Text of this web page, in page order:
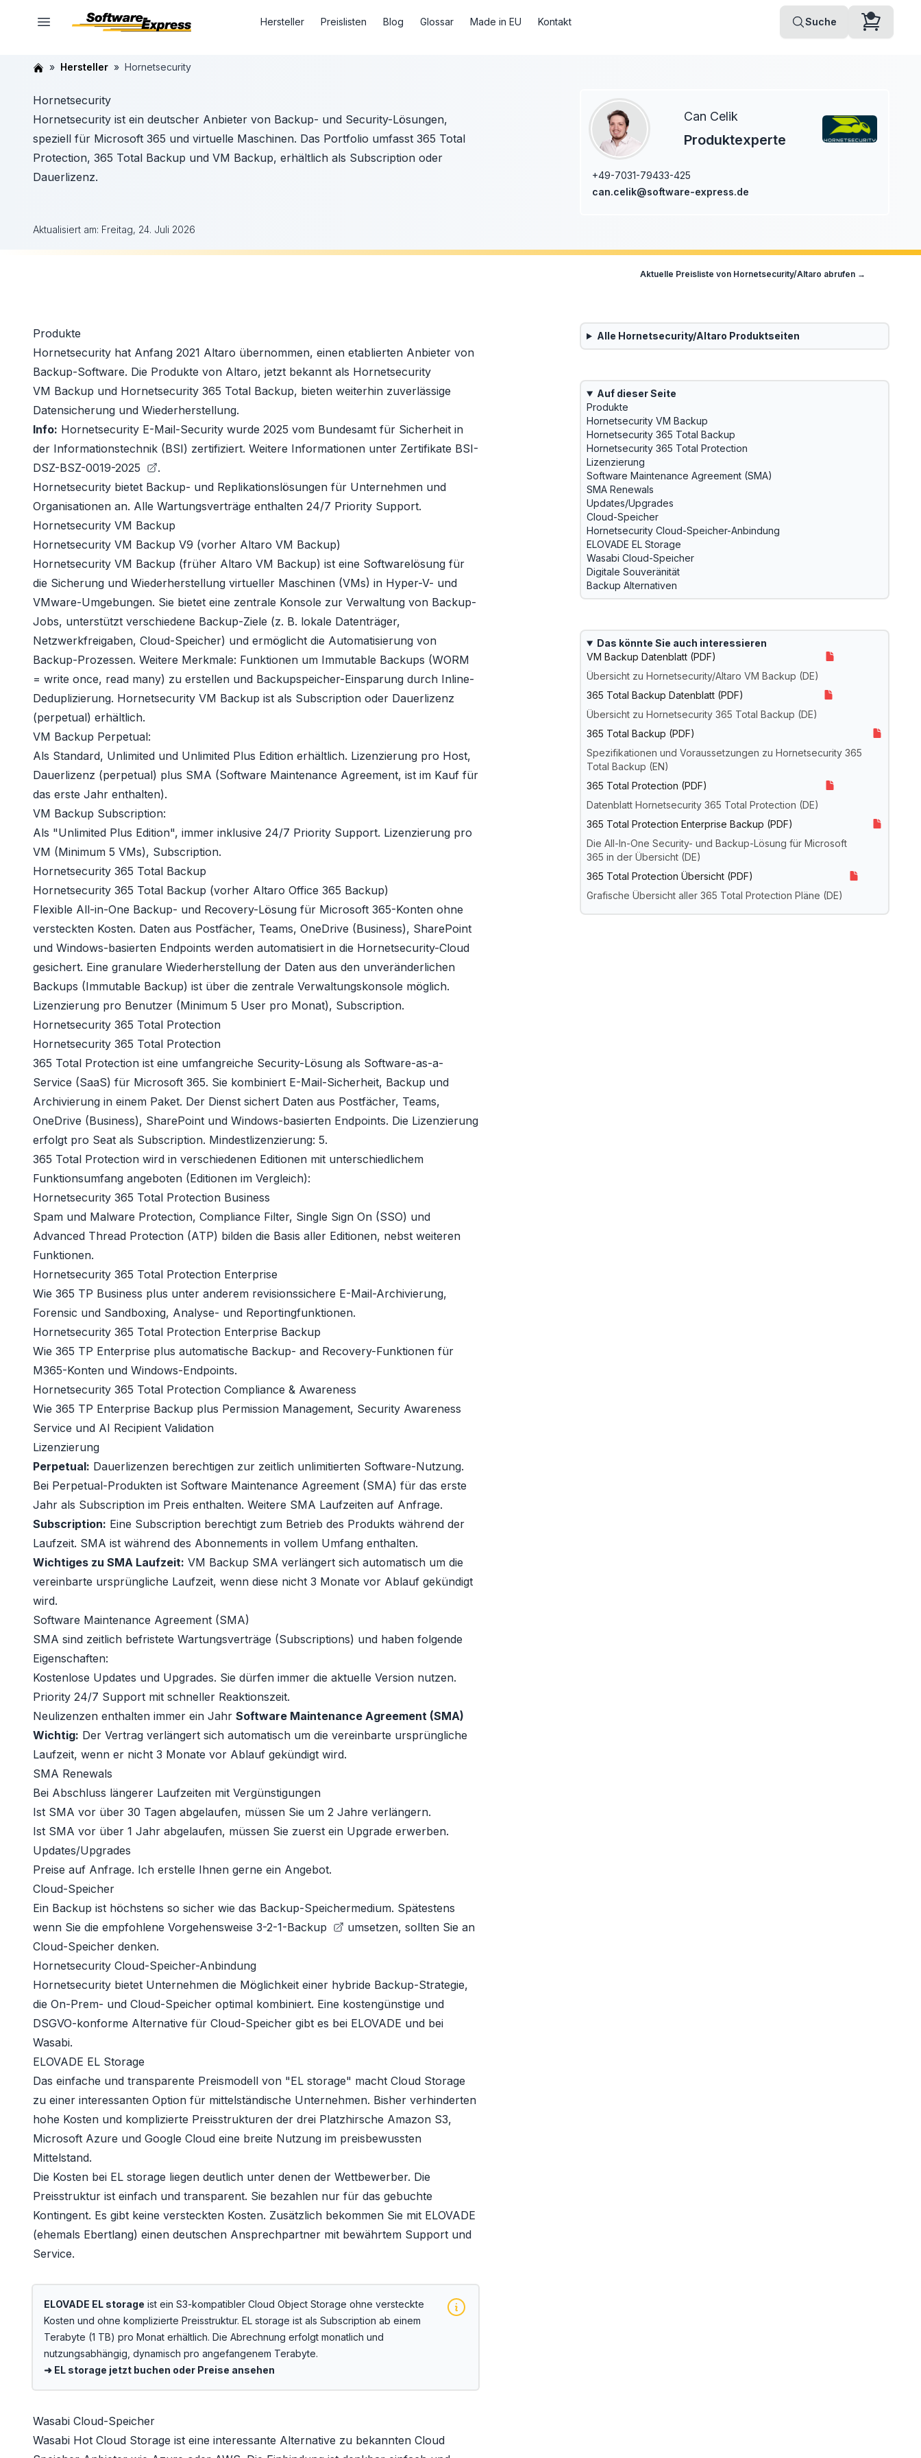
Hersteller Preislisten Blog Glossar Made in EU Kontakt Suche
Hersteller Hornetsecurity
Hornetsecurity
Hornetsecurity ist ein deutscher Anbieter von Backup- und Security-Lösungen,
speziell für Microsoft 365 und virtuelle Maschinen. Das Portfolio umfasst 365 Total
Protection, 365 Total Backup und VM Backup, erhältlich als Subscription oder
Dauerlizenz.
Can Celik
Produktexperte
+49-7031-79433-425
can.celik@software-express.de
Aktualisiert am: Freitag, 24. Juli 2026
Aktuelle Preisliste von Hornetsecurity/Altaro abrufen →
Produkte
Hornetsecurity hat Anfang 2021 Altaro übernommen, einen etablierten Anbieter von
Backup-Software. Die Produkte von Altaro, jetzt bekannt als Hornetsecurity
VM Backup und Hornetsecurity 365 Total Backup, bieten weiterhin zuverlässige
Datensicherung und Wiederherstellung.
Info: Hornetsecurity E-Mail-Security wurde 2025 vom Bundesamt für Sicherheit in
der Informationstechnik (BSI) zertifiziert. Weitere Informationen unter Zertifikate BSI-
DSZ-BSZ-0019-2025
.
Hornetsecurity bietet Backup- und Replikationslösungen für Unternehmen und
Organisationen an. Alle Wartungsverträge enthalten 24/7 Priority Support.
Hornetsecurity VM Backup
Hornetsecurity VM Backup V9 (vorher Altaro VM Backup)
Hornetsecurity VM Backup (früher Altaro VM Backup) ist eine Softwarelösung für
die Sicherung und Wiederherstellung virtueller Maschinen (VMs) in Hyper-V- und
VMware-Umgebungen. Sie bietet eine zentrale Konsole zur Verwaltung von Backup-
Jobs, unterstützt verschiedene Backup-Ziele (z. B. lokale Datenträger,
Netzwerkfreigaben, Cloud-Speicher) und ermöglicht die Automatisierung von
Backup-Prozessen. Weitere Merkmale: Funktionen um Immutable Backups (WORM
= write once, read many) zu erstellen und Backupspeicher-Einsparung durch Inline-
Deduplizierung. Hornetsecurity VM Backup ist als Subscription oder Dauerlizenz
(perpetual) erhältlich.
VM Backup Perpetual:
Als Standard, Unlimited und Unlimited Plus Edition erhältlich. Lizenzierung pro Host,
Dauerlizenz (perpetual) plus SMA (Software Maintenance Agreement, ist im Kauf für
das erste Jahr enthalten).
VM Backup Subscription:
Als "Unlimited Plus Edition", immer inklusive 24/7 Priority Support. Lizenzierung pro
VM (Minimum 5 VMs), Subscription.
Hornetsecurity 365 Total Backup
Hornetsecurity 365 Total Backup (vorher Altaro Office 365 Backup)
Flexible All-in-One Backup- und Recovery-Lösung für Microsoft 365-Konten ohne
versteckten Kosten. Daten aus Postfächer, Teams, OneDrive (Business), SharePoint
und Windows-basierten Endpoints werden automatisiert in die Hornetsecurity-Cloud
gesichert. Eine granulare Wiederherstellung der Daten aus den unveränderlichen
Backups (Immutable Backup) ist über die zentrale Verwaltungskonsole möglich.
Lizenzierung pro Benutzer (Minimum 5 User pro Monat), Subscription.
Hornetsecurity 365 Total Protection
Hornetsecurity 365 Total Protection
365 Total Protection ist eine umfangreiche Security-Lösung als Software-as-a-
Service (SaaS) für Microsoft 365. Sie kombiniert E-Mail-Sicherheit, Backup und
Archivierung in einem Paket. Der Dienst sichert Daten aus Postfächer, Teams,
OneDrive (Business), SharePoint und Windows-basierten Endpoints. Die Lizenzierung
erfolgt pro Seat als Subscription. Mindestlizenzierung: 5.
365 Total Protection wird in verschiedenen Editionen mit unterschiedlichem
Funktionsumfang angeboten (Editionen im Vergleich):
Hornetsecurity 365 Total Protection Business
Spam und Malware Protection, Compliance Filter, Single Sign On (SSO) und
Advanced Thread Protection (ATP) bilden die Basis aller Editionen, nebst weiteren
Funktionen.
Hornetsecurity 365 Total Protection Enterprise
Wie 365 TP Business plus unter anderem revisionssichere E-Mail-Archivierung,
Forensic und Sandboxing, Analyse- und Reportingfunktionen.
Hornetsecurity 365 Total Protection Enterprise Backup
Wie 365 TP Enterprise plus automatische Backup- and Recovery-Funktionen für
M365-Konten und Windows-Endpoints.
Hornetsecurity 365 Total Protection Compliance & Awareness
Wie 365 TP Enterprise Backup plus Permission Management, Security Awareness
Service und AI Recipient Validation
Lizenzierung
Perpetual: Dauerlizenzen berechtigen zur zeitlich unlimitierten Software-Nutzung.
Bei Perpetual-Produkten ist Software Maintenance Agreement (SMA) für das erste
Jahr als Subscription im Preis enthalten. Weitere SMA Laufzeiten auf Anfrage.
Subscription: Eine Subscription berechtigt zum Betrieb des Produkts während der
Laufzeit. SMA ist während des Abonnements in vollem Umfang enthalten.
Wichtiges zu SMA Laufzeit: VM Backup SMA verlängert sich automatisch um die
vereinbarte ursprüngliche Laufzeit, wenn diese nicht 3 Monate vor Ablauf gekündigt
wird.
Software Maintenance Agreement (SMA)
SMA sind zeitlich befristete Wartungsverträge (Subscriptions) und haben folgende
Eigenschaften:
Kostenlose Updates und Upgrades. Sie dürfen immer die aktuelle Version nutzen.
Priority 24/7 Support mit schneller Reaktionszeit.
Neulizenzen enthalten immer ein Jahr Software Maintenance Agreement (SMA)
Wichtig: Der Vertrag verlängert sich automatisch um die vereinbarte ursprüngliche
Laufzeit, wenn er nicht 3 Monate vor Ablauf gekündigt wird.
SMA Renewals
Bei Abschluss längerer Laufzeiten mit Vergünstigungen
Ist SMA vor über 30 Tagen abgelaufen, müssen Sie um 2 Jahre verlängern.
Ist SMA vor über 1 Jahr abgelaufen, müssen Sie zuerst ein Upgrade erwerben.
Updates/Upgrades
Preise auf Anfrage. Ich erstelle Ihnen gerne ein Angebot.
Cloud-Speicher
Ein Backup ist höchstens so sicher wie das Backup-Speichermedium. Spätestens
wenn Sie die empfohlene Vorgehensweise 3-2-1-Backup
umsetzen, sollten Sie an
Cloud-Speicher denken.
Hornetsecurity Cloud-Speicher-Anbindung
Hornetsecurity bietet Unternehmen die Möglichkeit einer hybride Backup-Strategie,
die On-Prem- und Cloud-Speicher optimal kombiniert. Eine kostengünstige und
DSGVO-konforme Alternative für Cloud-Speicher gibt es bei ELOVADE und bei
Wasabi.
ELOVADE EL Storage
Das einfache und transparente Preismodell von "EL storage" macht Cloud Storage
zu einer interessanten Option für mittelständische Unternehmen. Bisher verhinderten
hohe Kosten und komplizierte Preisstrukturen der drei Platzhirsche Amazon S3,
Microsoft Azure und Google Cloud eine breite Nutzung im preisbewussten
Mittelstand.
Die Kosten bei EL storage liegen deutlich unter denen der Wettbewerber. Die
Preisstruktur ist einfach und transparent. Sie bezahlen nur für das gebuchte
Kontingent. Es gibt keine versteckten Kosten. Zusätzlich bekommen Sie mit ELOVADE
(ehemals Ebertlang) einen deutschen Ansprechpartner mit bewährtem Support und
Service.
ELOVADE EL storage ist ein S3-kompatibler Cloud Object Storage ohne versteckte
Kosten und ohne komplizierte Preisstruktur. EL storage ist als Subscription ab einem
Terabyte (1 TB) pro Monat erhältlich. Die Abrechnung erfolgt monatlich und
nutzungsabhängig, dynamisch pro angefangenem Terabyte.
➜ EL storage jetzt buchen oder Preise ansehen
Wasabi Cloud-Speicher
Wasabi Hot Cloud Storage ist eine interessante Alternative zu bekannten Cloud
Alle Hornetsecurity/Altaro Produktseiten
Auf dieser Seite
Produkte
Hornetsecurity VM Backup
Hornetsecurity 365 Total Backup
Hornetsecurity 365 Total Protection
Lizenzierung
Software Maintenance Agreement (SMA)
SMA Renewals
Updates/Upgrades
Cloud-Speicher
Hornetsecurity Cloud-Speicher-Anbindung
ELOVADE EL Storage
Wasabi Cloud-Speicher
Digitale Souveränität
Backup Alternativen
Das könnte Sie auch interessieren
VM Backup Datenblatt (PDF)
Übersicht zu Hornetsecurity/Altaro VM Backup (DE)
365 Total Backup Datenblatt (PDF)
Übersicht zu Hornetsecurity 365 Total Backup (DE)
365 Total Backup (PDF)
Spezifikationen und Voraussetzungen zu Hornetsecurity 365
Total Backup (EN)
365 Total Protection (PDF)
Datenblatt Hornetsecurity 365 Total Protection (DE)
365 Total Protection Enterprise Backup (PDF)
Die All-In-One Security- und Backup-Lösung für Microsoft
365 in der Übersicht (DE)
365 Total Protection Übersicht (PDF)
Grafische Übersicht aller 365 Total Protection Pläne (DE)